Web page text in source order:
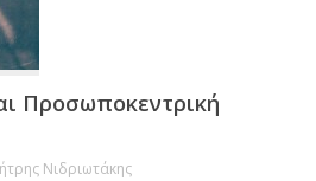
Προσωποκεντρική
Νιδριωτάκης